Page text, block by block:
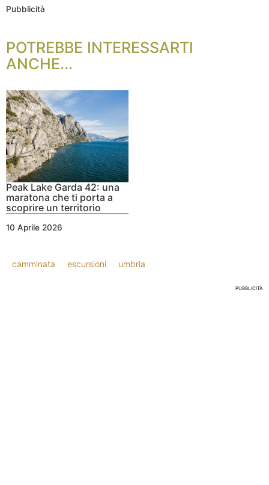
Pubblicità
POTREBBE INTERESSARTI
ANCHE...
Peak Lake Garda 42: una
maratona che ti porta a
scoprire un territorio
10 Aprile 2026
camminata escursioni umbria
PUBBLICITÀ